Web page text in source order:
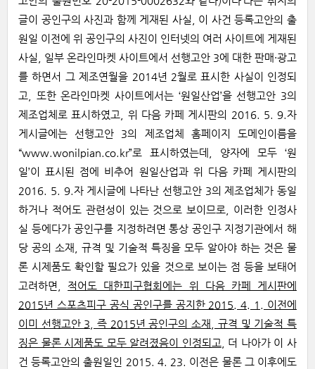
글이 공인구의 사진과 함께 게재된 사실, 이 사건 등록고안의 출
원일 이전에 위 공인구의 사진이 인터넷의 여러 사이트에 게재된
사실, 일부 온라인마켓 사이트에서 선행고안 3에 대한 판매·광고
를 하면서 그 제조연월을 2014년 2월로 표시한 사실이 인정되
고, 또한 온라인마켓 사이트에서는 ‘원일산업’을 선행고안 3의
제조업체로 표시하였고, 위 다음 카페 게시판의 2016. 5. 9.자
게시글에는 선행고안 3의 제조업체 홈페이지 도메인이름을
“www.wonilpian.co.kr”로 표시하였는데, 양자에 모두 ‘원
일’이 표시된 점에 비추어 원일산업과 위 다음 카페 게시판의
2016. 5. 9.자 게시글에 나타난 선행고안 3의 제조업체가 동일
하거나 적어도 관련성이 있는 것으로 보이므로, 이러한 인정사
실 등에다가 공인구를 지정하려면 통상 공인구 지정기관에서 해
당 공의 소재, 규격 및 기술적 특징을 모두 알아야 하는 것은 물
론 시제품도 확인할 필요가 있을 것으로 보이는 점 등을 보태어
고려하면, 적어도 대한피구협회에는 위 다음 카페 게시판에
2015년 스포츠피구 공식 공인구를 공지한 2015. 4. 1. 이전에
이미 선행고안 3, 즉 2015년 공인구의 소재, 규격 및 기술적 특
징은 물론 시제품도 모두 알려졌음이 인정되고
, 더 나아가 이 사
건 등록고안의 출원일인 2015. 4. 23. 이전은 물론 그 이후에도